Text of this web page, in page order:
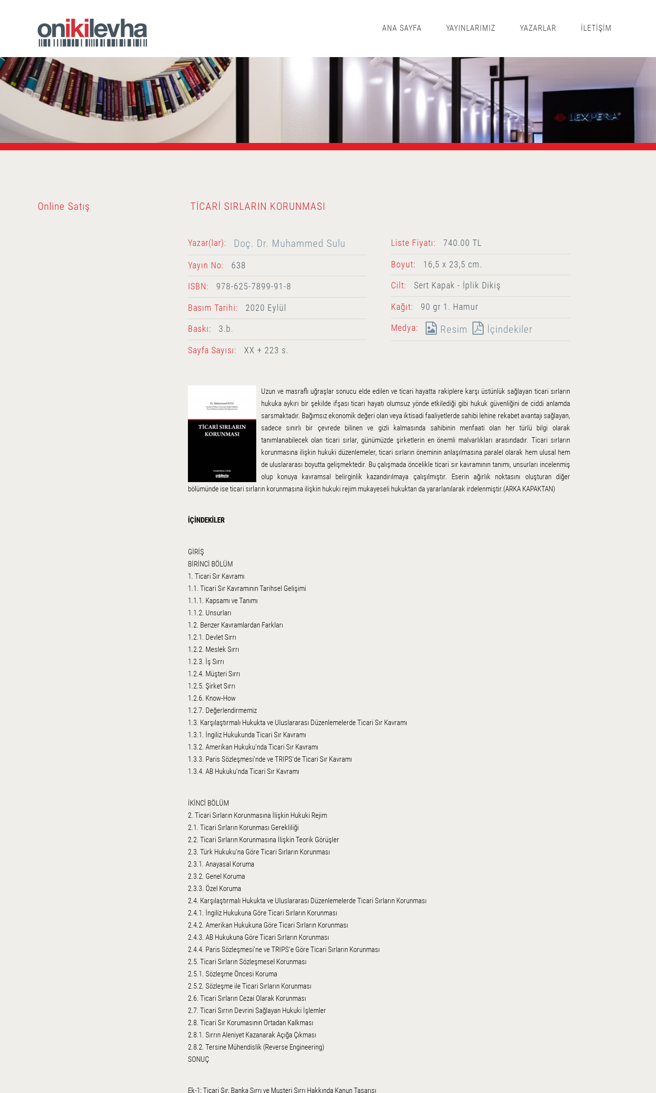
ANA SAYFA YAYINLARIMIZ YAZARLAR İLETİŞİM
Online Satış TICARI SIRLARIN KORUNMASI
Yazar(lar): Doç. Dr. Muhammed Sulu
Yayın No: 638
ISBN: 978-625-7899-91-8
Basım Tarihi: 2020 Eylül
Baskı: 3.b.
Sayfa Sayısı: XX + 223 s.
Liste Fiyatı: 740.00 TL
Boyut: 16,5 x 23,5 cm.
Cilt: Sert Kapak - İplik Dikiş
Kağıt: 90 gr 1. Hamur
Medya: Resim İçindekiler
Uzun ve masraflı uğraşlar sonucu elde edilen ve ticari hayatta rakiplere karşı üstünlük sağlayan ticari sırların
hukuka aykırı bir şekilde ifşası ticari hayatı olumsuz yönde etkilediği gibi hukuk güvenliğini de ciddi anlamda
sarsmaktadır. Bağımsız ekonomik değeri olan veya iktisadi faaliyetlerde sahibi lehine rekabet avantajı sağlayan,
sadece sınırlı bir çevrede bilinen ve gizli kalmasında sahibinin menfaati olan her türlü bilgi olarak
tanımlanabilecek olan ticari sırlar, günümüzde şirketlerin en önemli malvarlıkları arasındadır. Ticari sırların
korunmasına ilişkin hukuki düzenlemeler, ticari sırların öneminin anlaşılmasına paralel olarak hem ulusal hem
de uluslararası boyutta gelişmektedir. Bu çalışmada öncelikle ticari sır kavramının tanımı, unsurları incelenmiş
olup konuya kavramsal belirginlik kazandırılmaya çalışılmıştır. Eserin ağırlık noktasını oluşturan diğer
bölümünde ise ticari sırların korunmasına ilişkin hukuki rejim mukayeseli hukuktan da yararlanılarak irdelenmiştir.(ARKA KAPAKTAN)
İÇİNDEKİLER
GİRİŞ
BİRİNCİ BÖLÜM
1. Ticari Sır Kavramı
1.1. Ticari Sır Kavramının Tarihsel Gelişimi
1.1.1. Kapsamı ve Tanımı
1.1.2. Unsurları
1.2. Benzer Kavramlardan Farkları
1.2.1. Devlet Sırrı
1.2.2. Meslek Sırrı
1.2.3. İş Sırrı
1.2.4. Müşteri Sırrı
1.2.5. Şirket Sırrı
1.2.6. Know-How
1.2.7. Değerlendirmemiz
1.3. Karşılaştırmalı Hukukta ve Uluslararası Düzenlemelerde Ticari Sır Kavramı
1.3.1. İngiliz Hukukunda Ticari Sır Kavramı
1.3.2. Amerikan Hukuku'nda Ticari Sır Kavramı
1.3.3. Paris Sözleşmesi'nde ve TRIPS'de Ticari Sır Kavramı
1.3.4. AB Hukuku'nda Ticari Sır Kavramı
İKİNCİ BÖLÜM
2. Ticari Sırların Korunmasına İlişkin Hukuki Rejim
2.1. Ticari Sırların Korunması Gerekliliği
2.2. Ticari Sırların Korunmasına İlişkin Teorik Görüşler
2.3. Türk Hukuku'na Göre Ticari Sırların Korunması
2.3.1. Anayasal Koruma
2.3.2. Genel Koruma
2.3.3. Özel Koruma
2.4. Karşılaştırmalı Hukukta ve Uluslararası Düzenlemelerde Ticari Sırların Korunması
2.4.1. İngiliz Hukukuna Göre Ticari Sırların Korunması
2.4.2. Amerikan Hukukuna Göre Ticari Sırların Korunması
2.4.3. AB Hukukuna Göre Ticari Sırların Korunması
2.4.4. Paris Sözleşmesi'ne ve TRIPS'e Göre Ticari Sırların Korunması
2.5. Ticari Sırların Sözleşmesel Korunması
2.5.1. Sözleşme Öncesi Koruma
2.5.2. Sözleşme ile Ticari Sırların Korunması
2.6. Ticari Sırların Cezai Olarak Korunması
2.7. Ticari Sırrın Devrini Sağlayan Hukuki İşlemler
2.8. Ticari Sır Korumasının Ortadan Kalkması
2.8.1. Sırrın Aleniyet Kazanarak Açığa Çıkması
2.8.2. Tersine Mühendislik (Reverse Engineering)
SONUÇ
Ek-1: Ticari Sır, Banka Sırrı ve Musteri Sırrı Hakkında Kanun Tasarısı